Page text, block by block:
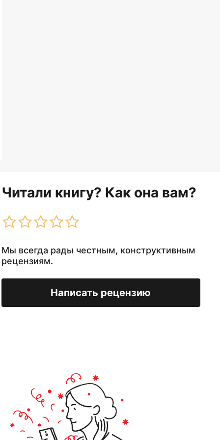
Читали книгу? Как она вам?
Мы всегда рады честным, конструктивным
рецензиям.
Написать рецензию